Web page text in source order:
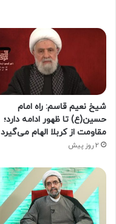
شیخ نعیم قاسم: راه امام
حسین(ع) تا ظهور ادامه دارد؛
مقاومت از کربلا الهام می‌گیرد
2 روز پیش